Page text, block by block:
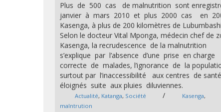
Plus de 500 cas de malnutrition sont
janvier à mars 2010 et plus 2000 cas en
Kasenga, à plus de 200 kilomètres de
Selon le docteur Vital Mponga, médecin chef de
Kasenga, la recrudescence de la malnutrition
s’explique par l’absence d’une prise en charge
correcte de malades, l’ignorance de la
surtout par l’inaccessibilité aux centres de santé
éloignés suite aux pluies diluviennes.
Actualité, Katanga, Société / Kasenga,
malntrution